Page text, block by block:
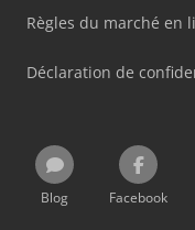
Règles du marché en
Déclaration de
Blog Facebook